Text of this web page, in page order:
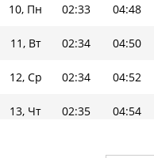
10, Пн 02:33 04:48
11, Вт 02:34 04:50
12, Ср 02:34 04:52
13, Чт 02:35 04:54